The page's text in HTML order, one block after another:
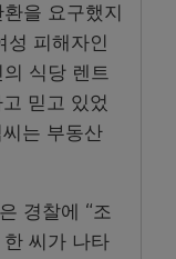
을 요구했지
성 피해자인
식당 렌트
믿고 있었
는 부동산
경찰에 “조
씨가 나타